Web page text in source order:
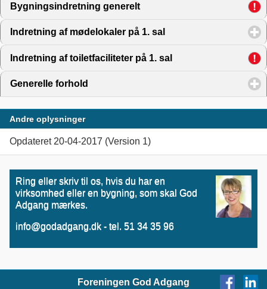
Bygningsindretning generelt click to expand contents
Indretning af mødelokaler på 1. sal click to expand
Indretning af toiletfaciliteter på 1. sal click to expand
Generelle forhold
Andre oplysninger
Opdateret 20-04-2017 (Version 1)
Ring eller skriv til os, hvis du har en
virksomhed eller en bygning, som skal God
Adgang mærkes.
info@godadgang.dk - tel. 51 34 35 96
Foreningen God Adgang